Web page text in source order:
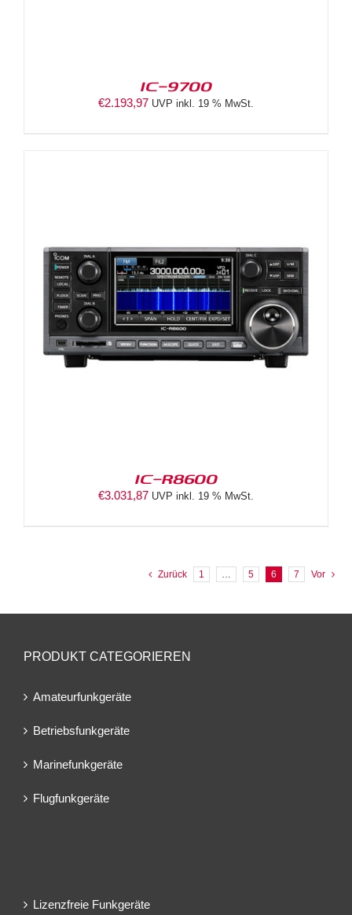
IC-9700
€2.193,97 UVP inkl. 19 % MwSt.
IC-R8600
€3.031,87 UVP inkl. 19 % MwSt.
Zurück 1 … 5 6 7 Vor
PRODUKT CATEGORIEREN
Amateurfunkgeräte
Betriebsfunkgeräte
Marinefunkgeräte
Flugfunkgeräte
Lizenzfreie Funkgeräte